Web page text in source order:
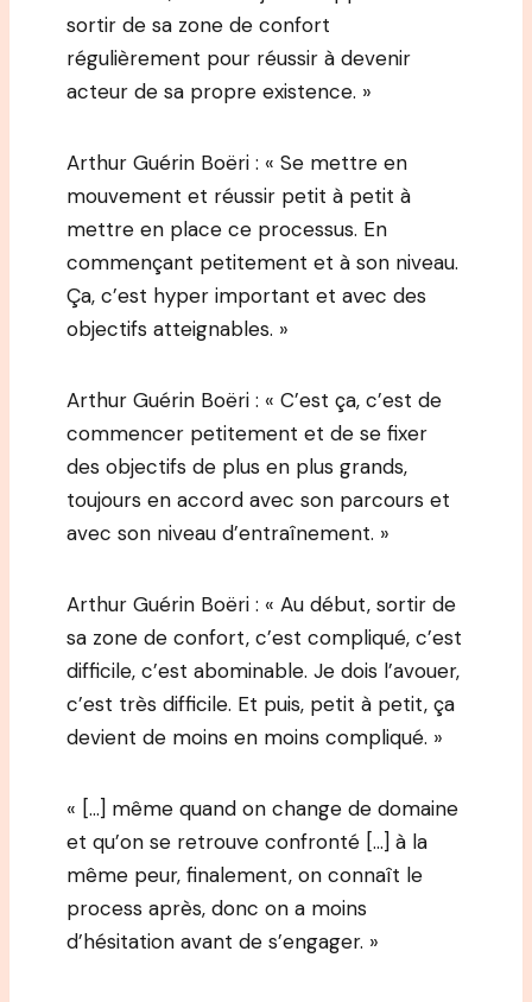
sortir de sa zone de confort
régulièrement pour réussir à devenir
acteur de sa propre existence. »
Arthur Guérin Boëri : « Se mettre en
mouvement et réussir petit à petit à
mettre en place ce processus. En
commençant petitement et à son niveau.
Ça, c’est hyper important et avec des
objectifs atteignables. »
Arthur Guérin Boëri : « C’est ça, c’est de
commencer petitement et de se fixer
des objectifs de plus en plus grands,
toujours en accord avec son parcours et
avec son niveau d’entraînement. »
Arthur Guérin Boëri : « Au début, sortir de
sa zone de confort, c’est compliqué, c’est
difficile, c’est abominable. Je dois l’avouer,
c’est très difficile. Et puis, petit à petit, ça
devient de moins en moins compliqué. »
« […] même quand on change de domaine
et qu’on se retrouve confronté […] à la
même peur, finalement, on connaît le
process après, donc on a moins
d’hésitation avant de s’engager. »